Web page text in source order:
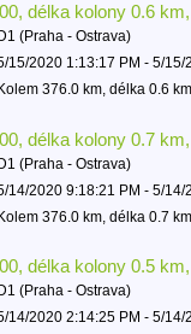
délka kolony 0.6
(Praha - Ostrava)
15/2020 1:13:17 PM - 5/15/
376.0 km, délka 0.6 km
délka kolony 0.7
(Praha - Ostrava)
14/2020 9:18:21 PM - 5/14/
376.0 km, délka 0.7 km
délka kolony 0.5
D1 (Praha - Ostrava)
14/2020 2:14:25 PM - 5/14/